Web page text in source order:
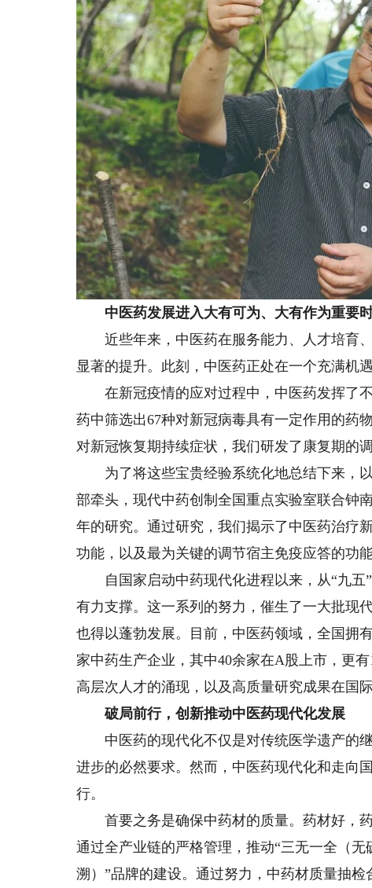
中医药发展进入大有可为、大有作为重要
近些年来，中医药在服务能力、人才培育、
显著的提升。此刻，中医药正处在一个充满机
在新冠疫情的应对过程中，中医药发挥了不
药中筛选出67种对新冠病毒具有一定作用的药
对新冠恢复期持续症状，我们研发了康复期的调
为了将这些宝贵经验系统化地总结下来，以
部牵头，现代中药创制全国重点实验室联合钟
年的研究。通过研究，我们揭示了中医药治疗
功能，以及最为关键的调节宿主免疫应答的功
自国家启动中药现代化进程以来，从“九五”
有力支撑。这一系列的努力，催生了一大批现
也得以蓬勃发展。目前，中医药领域，全国拥
家中药生产企业，其中40余家在A股上市，更
高层次人才的涌现，以及高质量研究成果在国
破局前行，创新推动中医药现代化发展
中医药的现代化不仅是对传统医学遗产的继
进步的必然要求。然而，中医药现代化和走向
行。
首要之务是确保中药材的质量。药材好，药
通过全产业链的严格管理，推动“三无一全（
溯）”品牌的建设。通过努力，中药材质量抽检